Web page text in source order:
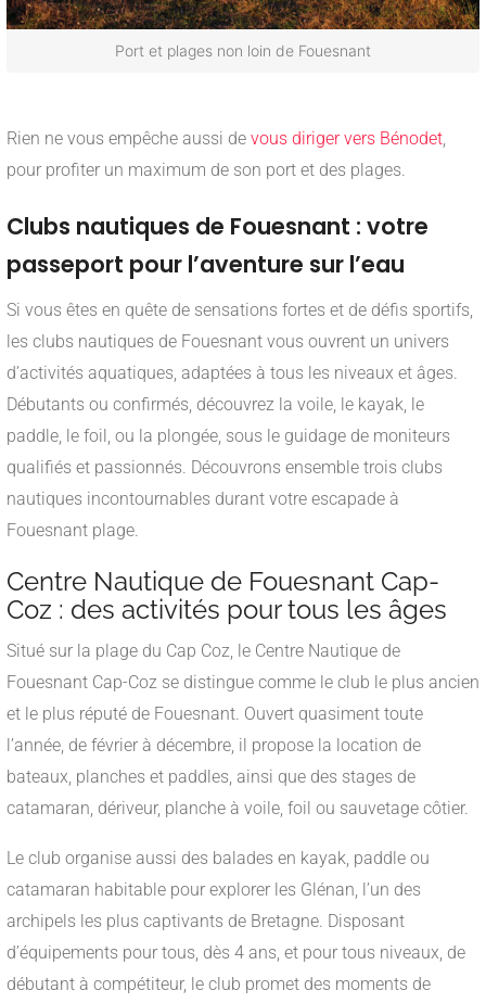
Port et plages non loin de Fouesnant
Rien ne vous empêche aussi de vous diriger vers Bénodet,
pour profiter un maximum de son port et des plages.
Clubs nautiques de Fouesnant : votre
passeport pour l’aventure sur l’eau
Si vous êtes en quête de sensations fortes et de défis sportifs,
les clubs nautiques de Fouesnant vous ouvrent un univers
d’activités aquatiques, adaptées à tous les niveaux et âges.
Débutants ou confirmés, découvrez la voile, le kayak, le
paddle, le foil, ou la plongée, sous le guidage de moniteurs
qualifiés et passionnés. Découvrons ensemble trois clubs
nautiques incontournables durant votre escapade à
Fouesnant plage.
Centre Nautique de Fouesnant Cap-
Coz : des activités pour tous les âges
Situé sur la plage du Cap Coz, le Centre Nautique de
Fouesnant Cap-Coz se distingue comme le club le plus ancien
et le plus réputé de Fouesnant. Ouvert quasiment toute
l’année, de février à décembre, il propose la location de
bateaux, planches et paddles, ainsi que des stages de
catamaran, dériveur, planche à voile, foil ou sauvetage côtier.
Le club organise aussi des balades en kayak, paddle ou
catamaran habitable pour explorer les Glénan, l’un des
archipels les plus captivants de Bretagne. Disposant
d’équipements pour tous, dès 4 ans, et pour tous niveaux, de
débutant à compétiteur, le club promet des moments de